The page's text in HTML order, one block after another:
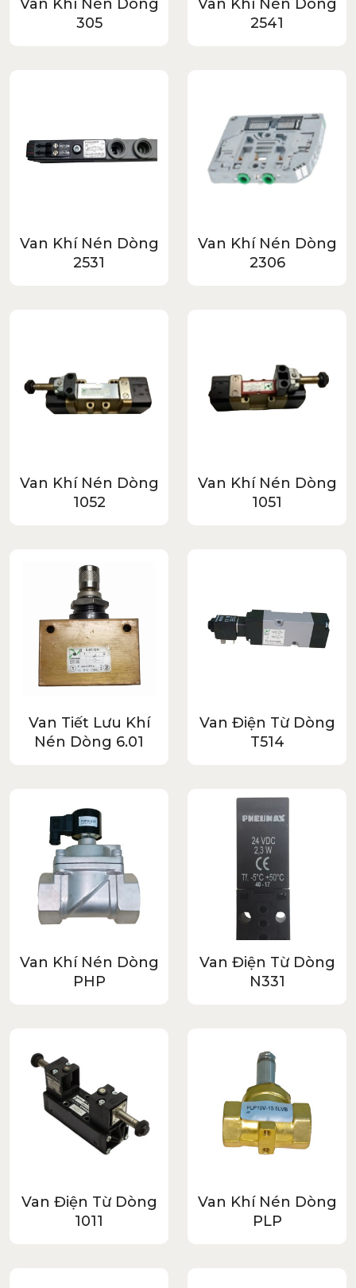
Van Khí Nén Dòng
305
Van Khí Nén Dòng
2541
Van Khí Nén Dòng
2531
Van Khí Nén Dòng
2306
Van Khí Nén Dòng
1052
Van Khí Nén Dòng
1051
Van Tiết Lưu Khí
Nén Dòng 6.01
Van Điện Từ Dòng
T514
Van Khí Nén Dòng
PHP
Van Điện Từ Dòng
N331
Van Điện Từ Dòng
1011
Van Khí Nén Dòng
PLP